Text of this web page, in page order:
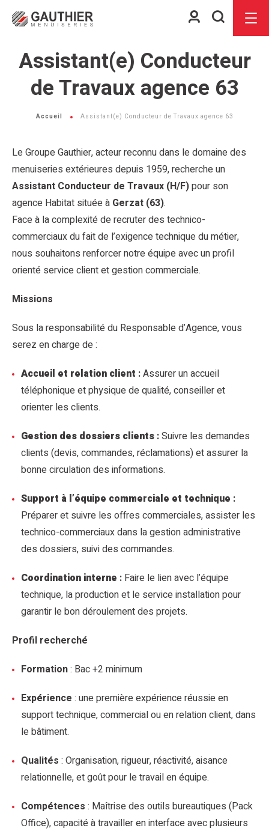
Espace
Menu
Assistant(e) Conducteur
de Travaux agence 63
Accueil Assistant(e) Conducteur de Travaux agence 63
Le Groupe Gauthier, acteur reconnu dans le domaine des
menuiseries extérieures depuis 1959, recherche un
Assistant Conducteur de Travaux (H/F)pour son
agence Habitat située à Gerzat (63).
Face à la complexité de recruter des technico-
commerciaux du fait de l’exigence technique du métier,
nous souhaitons renforcer notre équipe avec un profil
orienté service client et gestion commerciale.
Missions
Sous la responsabilité du Responsable d’Agence, vous
serez en charge de :
Accueil et relation client :Assurer un accueil
téléphonique et physique de qualité, conseiller et
orienter les clients.
Gestion des dossiers clients :Suivre les demandes
clients (devis, commandes, réclamations) et assurer la
bonne circulation des informations.
Support à l’équipe commerciale et technique :
Préparer et suivre les offres commerciales, assister les
technico-commerciaux dans la gestion administrative
des dossiers, suivi des commandes.
Coordination interne : Faire le lien avec l’équipe
technique, la production et le service installation pour
garantir le bon déroulement des projets.
Profil recherché
Formation: Bac +2 minimum
Expérience : une première expérience réussie en
support technique, commercial ou en relation client, dans
le bâtiment.
Qualités : Organisation, rigueur, réactivité, aisance
relationnelle, et goût pour le travail en équipe.
Compétences : Maîtrise des outils bureautiques (Pack
Office), capacité à travailler en interface avec plusieurs